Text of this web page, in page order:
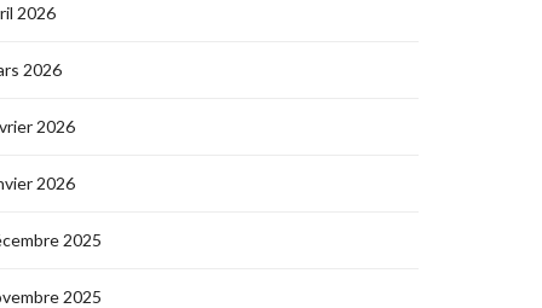
2026
2026
2026
2026
2025
2025